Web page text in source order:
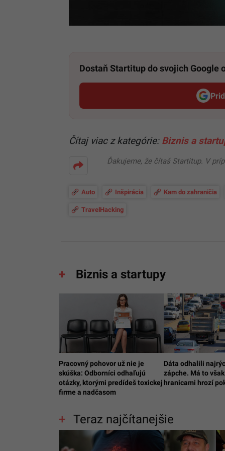
Dostaň Startitup do svojich Google
Čítaj viac z kategórie: Biznis a
Ďakujeme, že čítaš Startitup. V
Auto Inšpirácia Kam do zahraničia
TravelHacking
Biznis a startupy
Pracovný pohovor už nie je
skúška: Odborníci odhaľujú
otázky, ktorými predídeš toxickej
firme a nadčasom
Dáta odhalili
zápche. Má to
hranicami hrozí
Teraz najčítanejšie